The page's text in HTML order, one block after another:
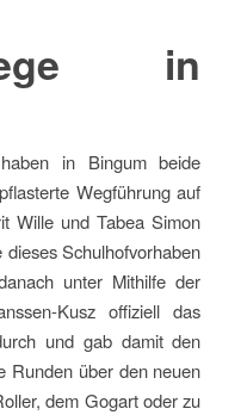
in
in Bingum beide
Wegführung auf
Wille und Tabea Simon
Schulhofvorhaben
unter Mithilfe der
Kusz offiziell das
und gab damit den
Runden über den neuen
dem Gogart oder zu